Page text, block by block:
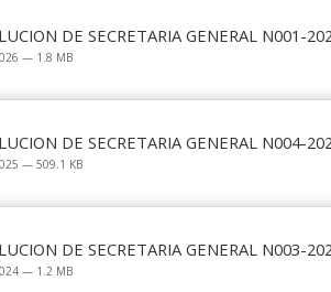
DE SECRETARIA GENERAL N001-
— 1.8 MB
DE SECRETARIA GENERAL N004-
— 509.1 KB
DE SECRETARIA GENERAL N003-
— 1.2 MB